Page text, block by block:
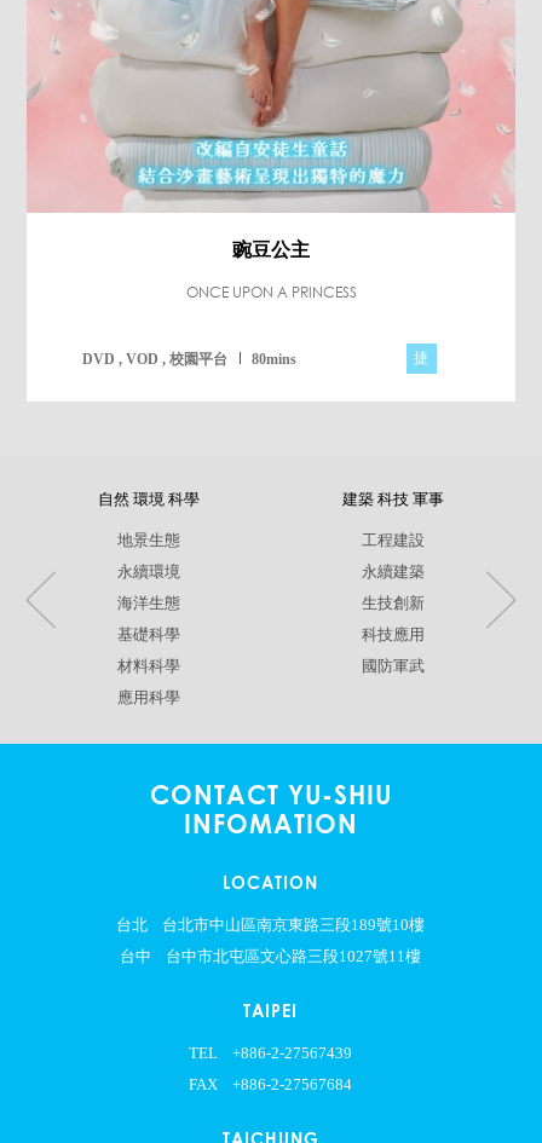
豌豆公主
ONCE UPON A PRINCESS
DVD , VOD , 校園平台 80mins 捷
自然 環境 科學
地景生態
永續環境
海洋生態
基礎科學
材料科學
應用科學
建築 科技 軍事
工程建設
永續建築
生技創新
科技應用
國防軍武
CONTACT YU-SHIU
INFOMATION
LOCATION
台北
台北市中山區南京東路三段189號10樓
台中
台中市北屯區文心路三段1027號11樓
TAIPEI
TEL
+886-2-27567439
FAX
+886-2-27567684